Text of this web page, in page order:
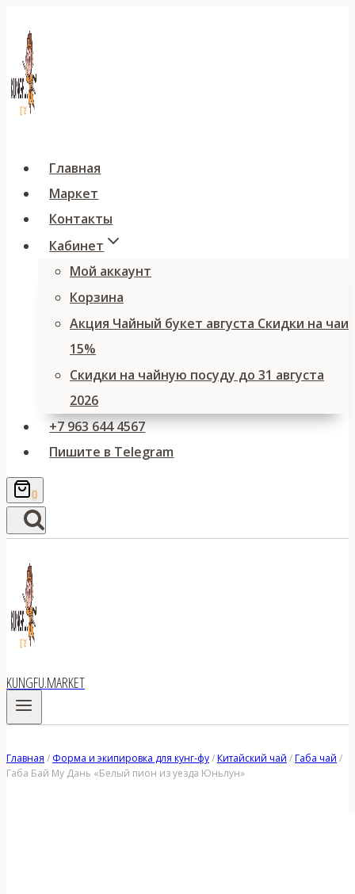
содержимому
Главная
Маркет
Контакты
Кабинет
Мой аккаунт
Корзина
Акция Чайный букет августа Скидки на чаи
15%
Скидки на чайную посуду до 31 августа
2026
+7 963 644 4567
Пишите в Telegram
0
KUNGFU.MARKET
Главная / Форма и экипировка для кунг-фу/Китайский чай /Габа чай /
Габа Бай Му Дань «Белый пион из уезда Юньлун»